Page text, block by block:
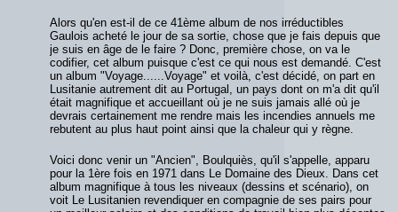
Alors qu'en est-il de ce 41ème album de nos irréductibles
Gaulois acheté le jour de sa sortie, chose que je fais depuis que
je suis en âge de le faire ? Donc, première chose, on va le
codifier, cet album puisque c'est ce qui nous est demandé. C'est
un album "Voyage......Voyage" et voilà, c'est décidé, on part en
Lusitanie autrement dit au Portugal, un pays dont on m'a dit qu'il
était magnifique et accueillant où je ne suis jamais allé où je
devrais certainement me rendre mais les incendies annuels me
rebutent au plus haut point ainsi que la chaleur qui y règne.
Voici donc venir un "Ancien", Boulquiès, qu'il s'appelle, apparu
pour la 1ère fois en 1971 dans Le Domaine des Dieux. Dans cet
album magnifique à tous les niveaux (dessins et scénario), on
voit Le Lusitanien revendiquer en compagnie de ses pairs pour